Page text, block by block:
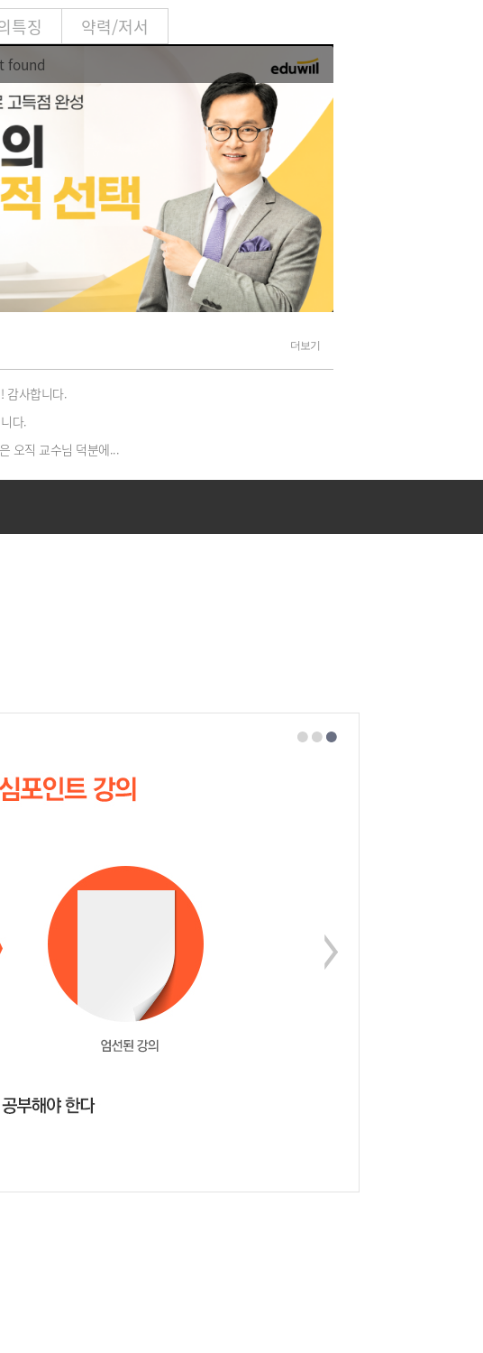
특징 약력/저서
found
더보기
열정적이고 알기쉽게 강의해주셔서 민법에 재미를 느끼게 해주시는분입니다, ...
법에 대해 전에는 전혀 몰랐는데도 재미있게 듣고 있습니다 감사합니다
적으로 강의 해 주십니다.
도 할 수 있다는 자신이 생겼습니다.
알기쉽게 강의를 아주 잘하심
분도 쏙쏙~~ 최고세요~~^^
감사합니다.
다.
오직 교수님 덕분에...
민법에 재미가 생깁니다..
수님 사..사랑합니다.
원 교수님 탁월한 선택!!
수, 명강의 입니다.
합격해서 뵙고 싶네요 ^^
지금 교체했어요~
하고싶은 인강 수강생입니다
수님! 감사합니다!!